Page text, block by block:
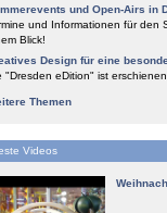
und Open-Airs in
und Informationen für den
Blick!
Design für eine
"Dresden eDition" ist erschienen
Themen
Videos